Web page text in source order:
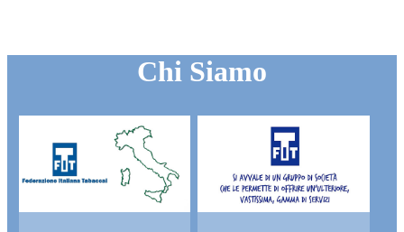
Chi Siamo